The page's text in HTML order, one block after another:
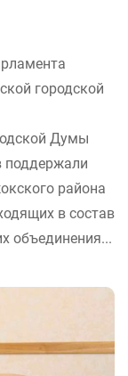
городской
Думы
района
в состав
объединения...